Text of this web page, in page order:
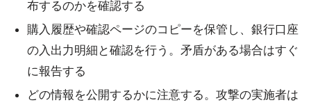
布するのかを確認する
購入履歴や確認ページのコピーを保管し、銀行口座
の入出力明細と確認を行う。矛盾がある場合はすぐ
に報告する
どの情報を公開するかに注意する。攻撃の実施者は